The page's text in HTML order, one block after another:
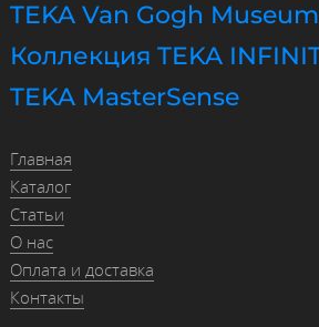
TEKA Van Gogh
Коллекция TEKA
TEKA MasterSense
Главная
Каталог
Статьи
О нас
Оплата и доставка
Контакты